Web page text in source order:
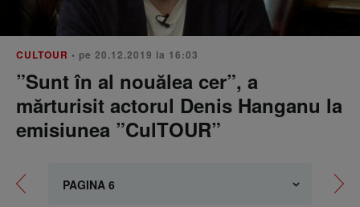
CULTOUR • pe 20.12.2019 la 16:03
”Sunt în al nouălea cer”, a
mărturisit actorul Denis Hanganu la
emisiunea ”CulTOUR”